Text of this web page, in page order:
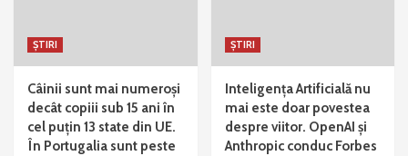
ȘTIRI
Câinii sunt mai numeroși
decât copiii sub 15 ani în
cel puțin 13 state din UE.
În Portugalia sunt peste
ȘTIRI
Inteligența Artificială nu
mai este doar povestea
despre viitor. OpenAI și
Anthropic conduc Forbes